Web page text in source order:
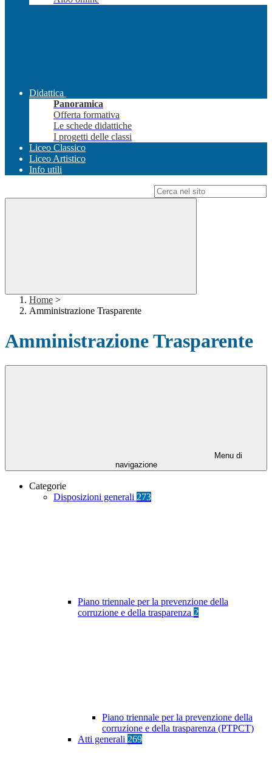
Didattica
Panoramica
Offerta formativa
Le schede didattiche
I progetti delle classi
Liceo Classico
Liceo Artistico
Info utili
Home >
Amministrazione Trasparente
Amministrazione Trasparente
Menu di
navigazione
Categorie
Disposizioni generali 273
Piano triennale per la prevenzione della
corruzione e della trasparenza 2
Piano triennale per la prevenzione della
corruzione e della trasparenza (PTPCT)
Atti generali 269